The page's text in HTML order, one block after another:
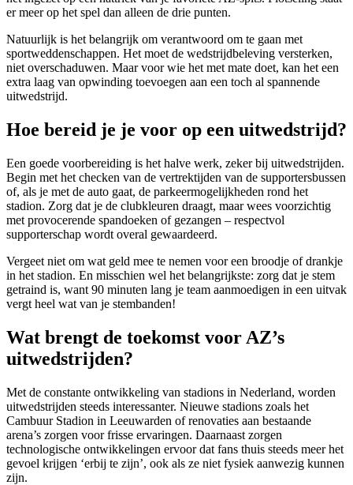
er meer op het spel dan alleen de drie punten.
Natuurlijk is het belangrijk om verantwoord om te gaan met
sportweddenschappen. Het moet de wedstrijdbeleving versterken,
niet overschaduwen. Maar voor wie het met mate doet, kan het een
extra laag van opwinding toevoegen aan een toch al spannende
uitwedstrijd.
Hoe bereid je je voor op een uitwedstrijd?
Een goede voorbereiding is het halve werk, zeker bij uitwedstrijden.
Begin met het checken van de vertrektijden van de supportersbussen
of, als je met de auto gaat, de parkeermogelijkheden rond het
stadion. Zorg dat je de clubkleuren draagt, maar wees voorzichtig
met provocerende spandoeken of gezangen – respectvol
supporterschap wordt overal gewaardeerd.
Vergeet niet om wat geld mee te nemen voor een broodje of drankje
in het stadion. En misschien wel het belangrijkste: zorg dat je stem
getraind is, want 90 minuten lang je team aanmoedigen in een uitvak
vergt heel wat van je stembanden!
Wat brengt de toekomst voor AZ’s
uitwedstrijden?
Met de constante ontwikkeling van stadions in Nederland, worden
uitwedstrijden steeds interessanter. Nieuwe stadions zoals het
Cambuur Stadion in Leeuwarden of renovaties aan bestaande
arena’s zorgen voor frisse ervaringen. Daarnaast zorgen
technologische ontwikkelingen ervoor dat fans thuis steeds meer het
gevoel krijgen ‘erbij te zijn’, ook als ze niet fysiek aanwezig kunnen
zijn.